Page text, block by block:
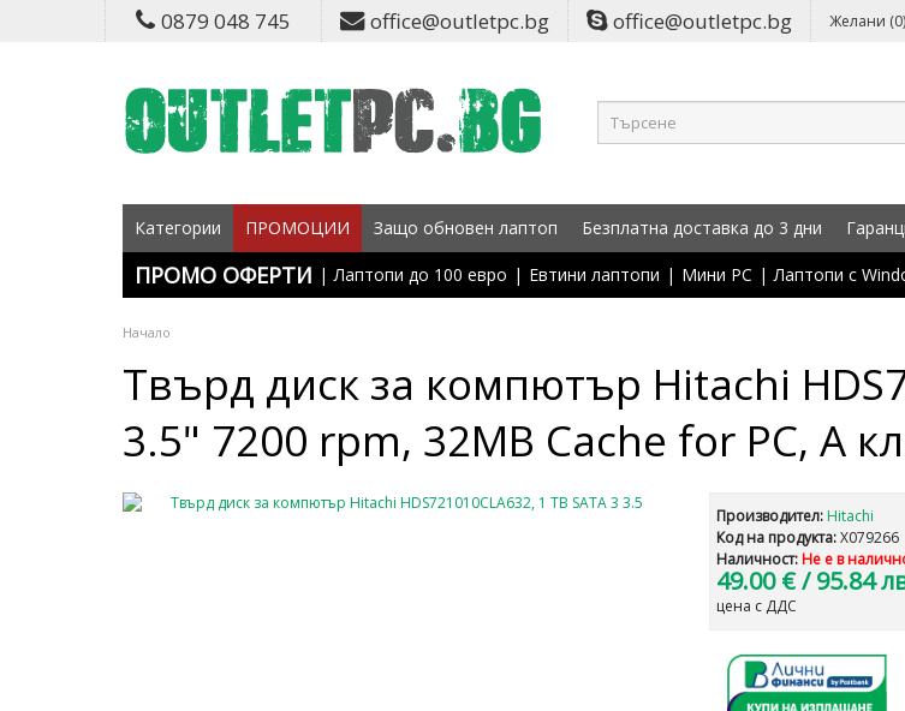
0879 048 745 office@outletpc.bg office@outletpc.bg Желани (0)
Категории ПРОМОЦИИ Защо обновен лаптоп Безплатна доставка до 3 дни
ПРОМО ОФЕРТИ | Лаптопи до 100 евро | Евтини лаптопи | Мини PC | Лаптопи с
Начало
Твърд диск за компютър Hitachi
3.5" 7200 rpm, 32MB Cache for PC, А
Производител: Hitachi
Код на продукта: X079266
Наличност: Не е в
49.00 € / 95.84
цена с ДДС